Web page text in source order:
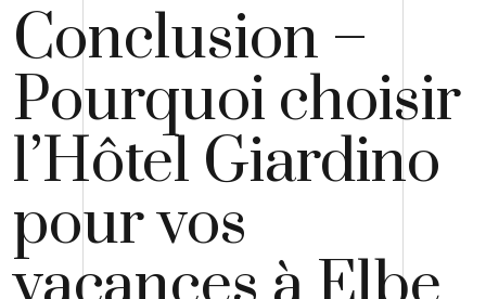
Conclusion –
Pourquoi choisir
l’Hôtel Giardino
pour vos